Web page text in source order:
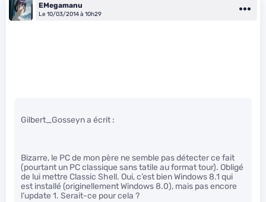
EMegamanu
Le 10/03/2014 à 10h29
Gilbert_Gosseyn a écrit :
Bizarre, le PC de mon père ne semble pas détecter ce fait
(pourtant un PC classique sans tatile au format tour). Obligé
de lui mettre Classic Shell. Oui, c’est bien Windows 8.1 qui
est installé (originellement Windows 8.0), mais pas encore
l’update 1. Serait-ce pour cela ?